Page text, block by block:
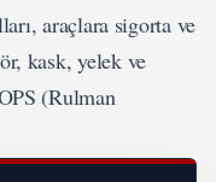
araçlara sigorta ve
kask, yelek ve
(Rulman